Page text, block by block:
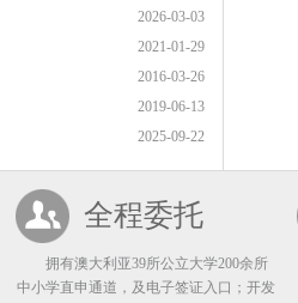
2026-03-03
2021-01-29
2016-03-26
2019-06-13
2025-09-22
全程委托
拥有澳大利亚39所公立大学200余所
中小学直申通道，及电子签证入口；开发